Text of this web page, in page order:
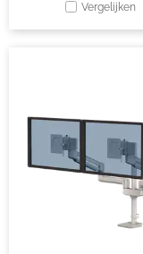
Vergelijken